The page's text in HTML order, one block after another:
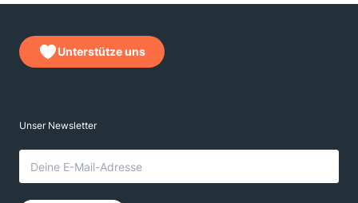
Unterstütze uns